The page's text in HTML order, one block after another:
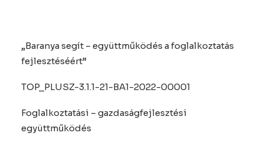
„Baranya segít – együttműködés a foglalkoztatás
fejlesztéséért”
TOP_PLUSZ-3.1.1-21-BA1-2022-00001
Foglalkoztatási – gazdaságfejlesztési
együttműködés